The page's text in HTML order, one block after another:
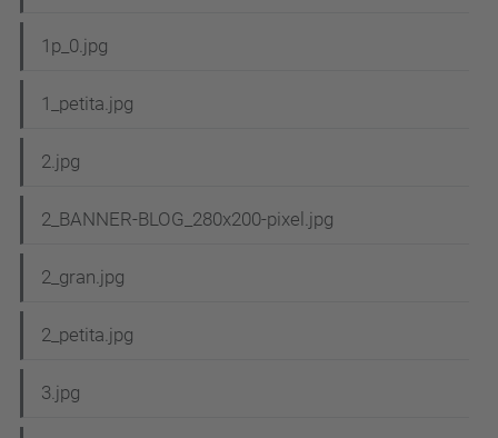
1p_0.jpg
1_petita.jpg
2.jpg
2_BANNER-BLOG_280x200-pixel.jpg
2_gran.jpg
2_petita.jpg
3.jpg